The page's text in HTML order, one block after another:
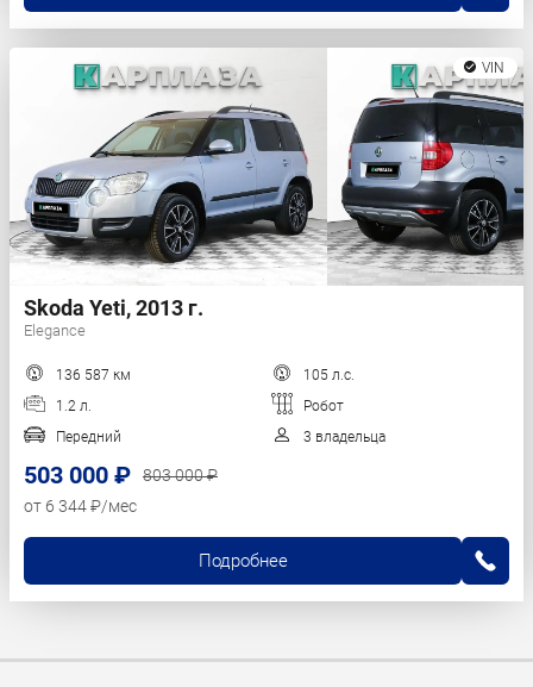
VIN
Skoda Yeti, 2013 г.
Elegance
136 587 км
105 л.с.
1.2 л.
Робот
Передний
3 владельца
503 000 ₽
803 000 ₽
от 6 344 ₽/мес
Подробнее